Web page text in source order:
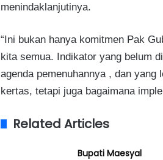
menindaklanjutinya.
“Ini bukan hanya komitmen Pak
kita semua. Indikator yang belum
agenda pemenuhannya , dan
kertas, tetapi juga bagaimana
Related Articles
Bupati Maesyal